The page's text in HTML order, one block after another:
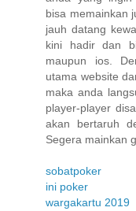
bisa memainkan
jauh datang
kini hadir dan
maupun ios.
utama website
maka anda
player-player
akan bertaruh
Segera mainkan
sobatpoker
ini poker
wargakartu 2019